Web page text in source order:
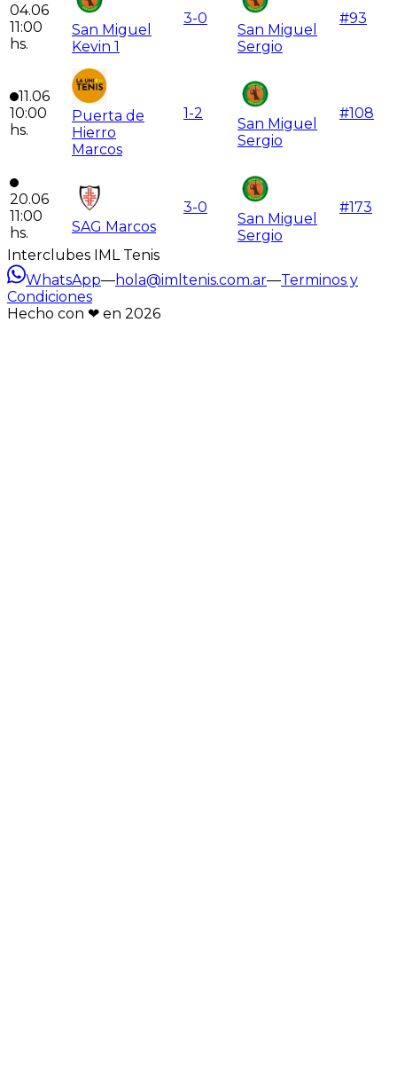
04.06
11:00
hs.
San Miguel
Kevin 1
3-0
San Miguel
Sergio
#93
11.06
10:00
hs.
Puerta de
Hierro
Marcos
1-2
San Miguel
Sergio
#108
20.06
11:00
hs.
SAG Marcos
3-0
San Miguel
Sergio
#173
Interclubes IML Tenis
WhatsApp—hola@imltenis.com.ar—Terminos y
Condiciones
Hecho con ❤︎ en 2026